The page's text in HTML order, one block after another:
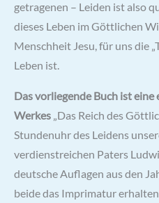
getragenen – Leiden ist also
dieses Leben im Göttlichen
Menschheit Jesu, für uns die
Leben ist.
Das vorliegende Buch ist
Werkes „Das Reich des
Stundenuhr des Leidens
verdienstreichen Paters
deutsche Auflagen aus den
beide das Imprimatur